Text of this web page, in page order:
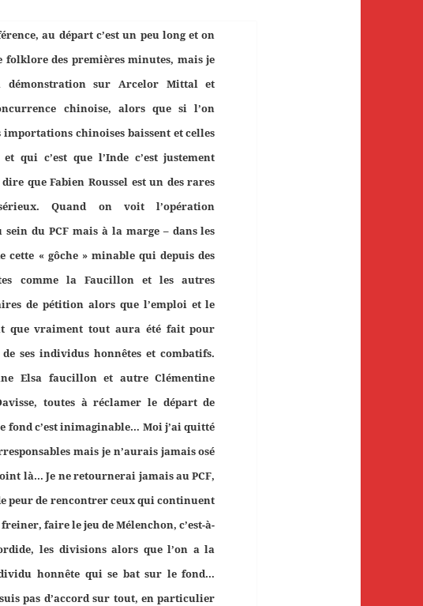
au départ c’est un peu long et on
folklore des premières minutes, mais je
démonstration sur Arcelor Mittal et
chinoise, alors que si l’on
chinoises baissent et celles
qui c’est que l’Inde c’est justement
que Fabien Roussel est un des rares
Quand on voit l’opération
du PCF mais à la marge – dans les
cette « gôche » minable qui depuis des
comme la Faucillon et les autres
de pétition alors que l’emploi et le
que vraiment tout aura été fait pour
ses individus honnêtes et combatifs.
Elsa faucillon et autre Clémentine
toutes à réclamer le départ de
fond c’est inimaginable… Moi j’ai quitté
mais je n’aurais jamais osé
là… Je ne retournerai jamais au PCF,
peur de rencontrer ceux qui continuent
faire le jeu de Mélenchon, c’est-à-
les divisions alors que l’on a la
honnête qui se bat sur le fond…
pas d’accord sur tout, en particulier